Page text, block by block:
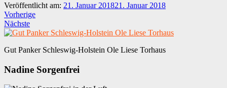
Veröffentlicht am: 21. Januar 201821. Januar 2018
Vorherige
Nächste
Gut Panker Schleswig-Holstein Ole Liese Torhaus
Nadine Sorgenfrei